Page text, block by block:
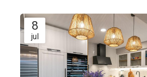
8
jul